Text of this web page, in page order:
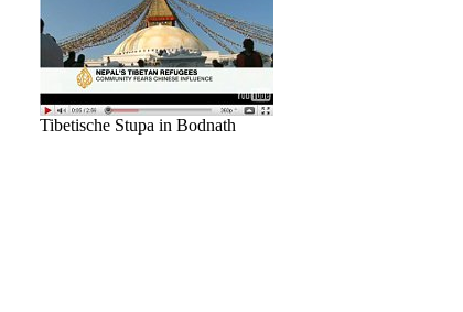
Tibetische Stupa in Bodnath